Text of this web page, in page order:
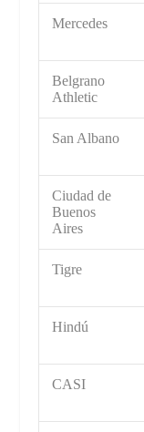
Mercedes
Belgrano
Athletic
San Albano
Ciudad de
Buenos
Aires
Tigre
Hindú
CASI